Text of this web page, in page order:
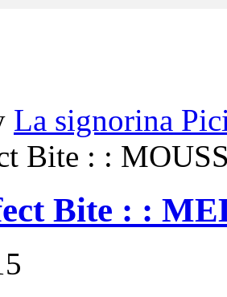
La signorina
Bite : :
Bite : :